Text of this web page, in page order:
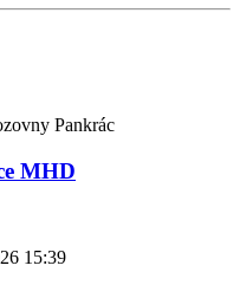
Pankrác
MHD
15:39